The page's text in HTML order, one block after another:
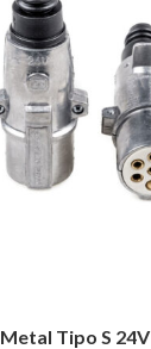
Tipo S 24V